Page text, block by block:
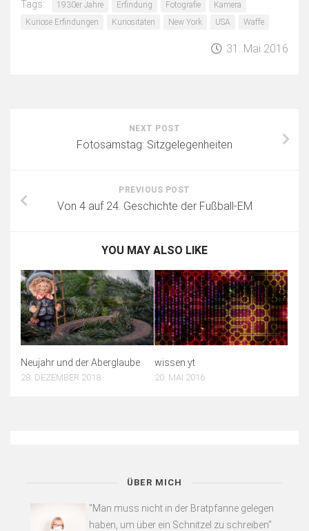
Tags: 1930er Jahre Erfindung Fotografie
Kamera
Kuriose Erfindungen
Kuriositäten New York USA Waffe
31. Mai 2016
NEXT POST
Fotosamstag: Sitzgelegenheiten
PREVIOUS POST
Von 4 auf 24. Geschichte der Fußball-EM
YOU MAY ALSO LIKE
Neujahr und der Aberglaube
28. DEZEMBER 2018
wissen.yt
20. MAI 2016
ÜBER MICH
"Man muss nicht in der Bratpfanne gelegen
haben, um über ein Schnitzel zu schreiben"